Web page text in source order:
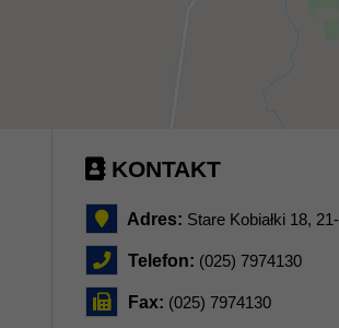
KONTAKT
Adres: Stare Kobiałki 18,
Telefon: (025) 7974130
Fax: (025) 7974130